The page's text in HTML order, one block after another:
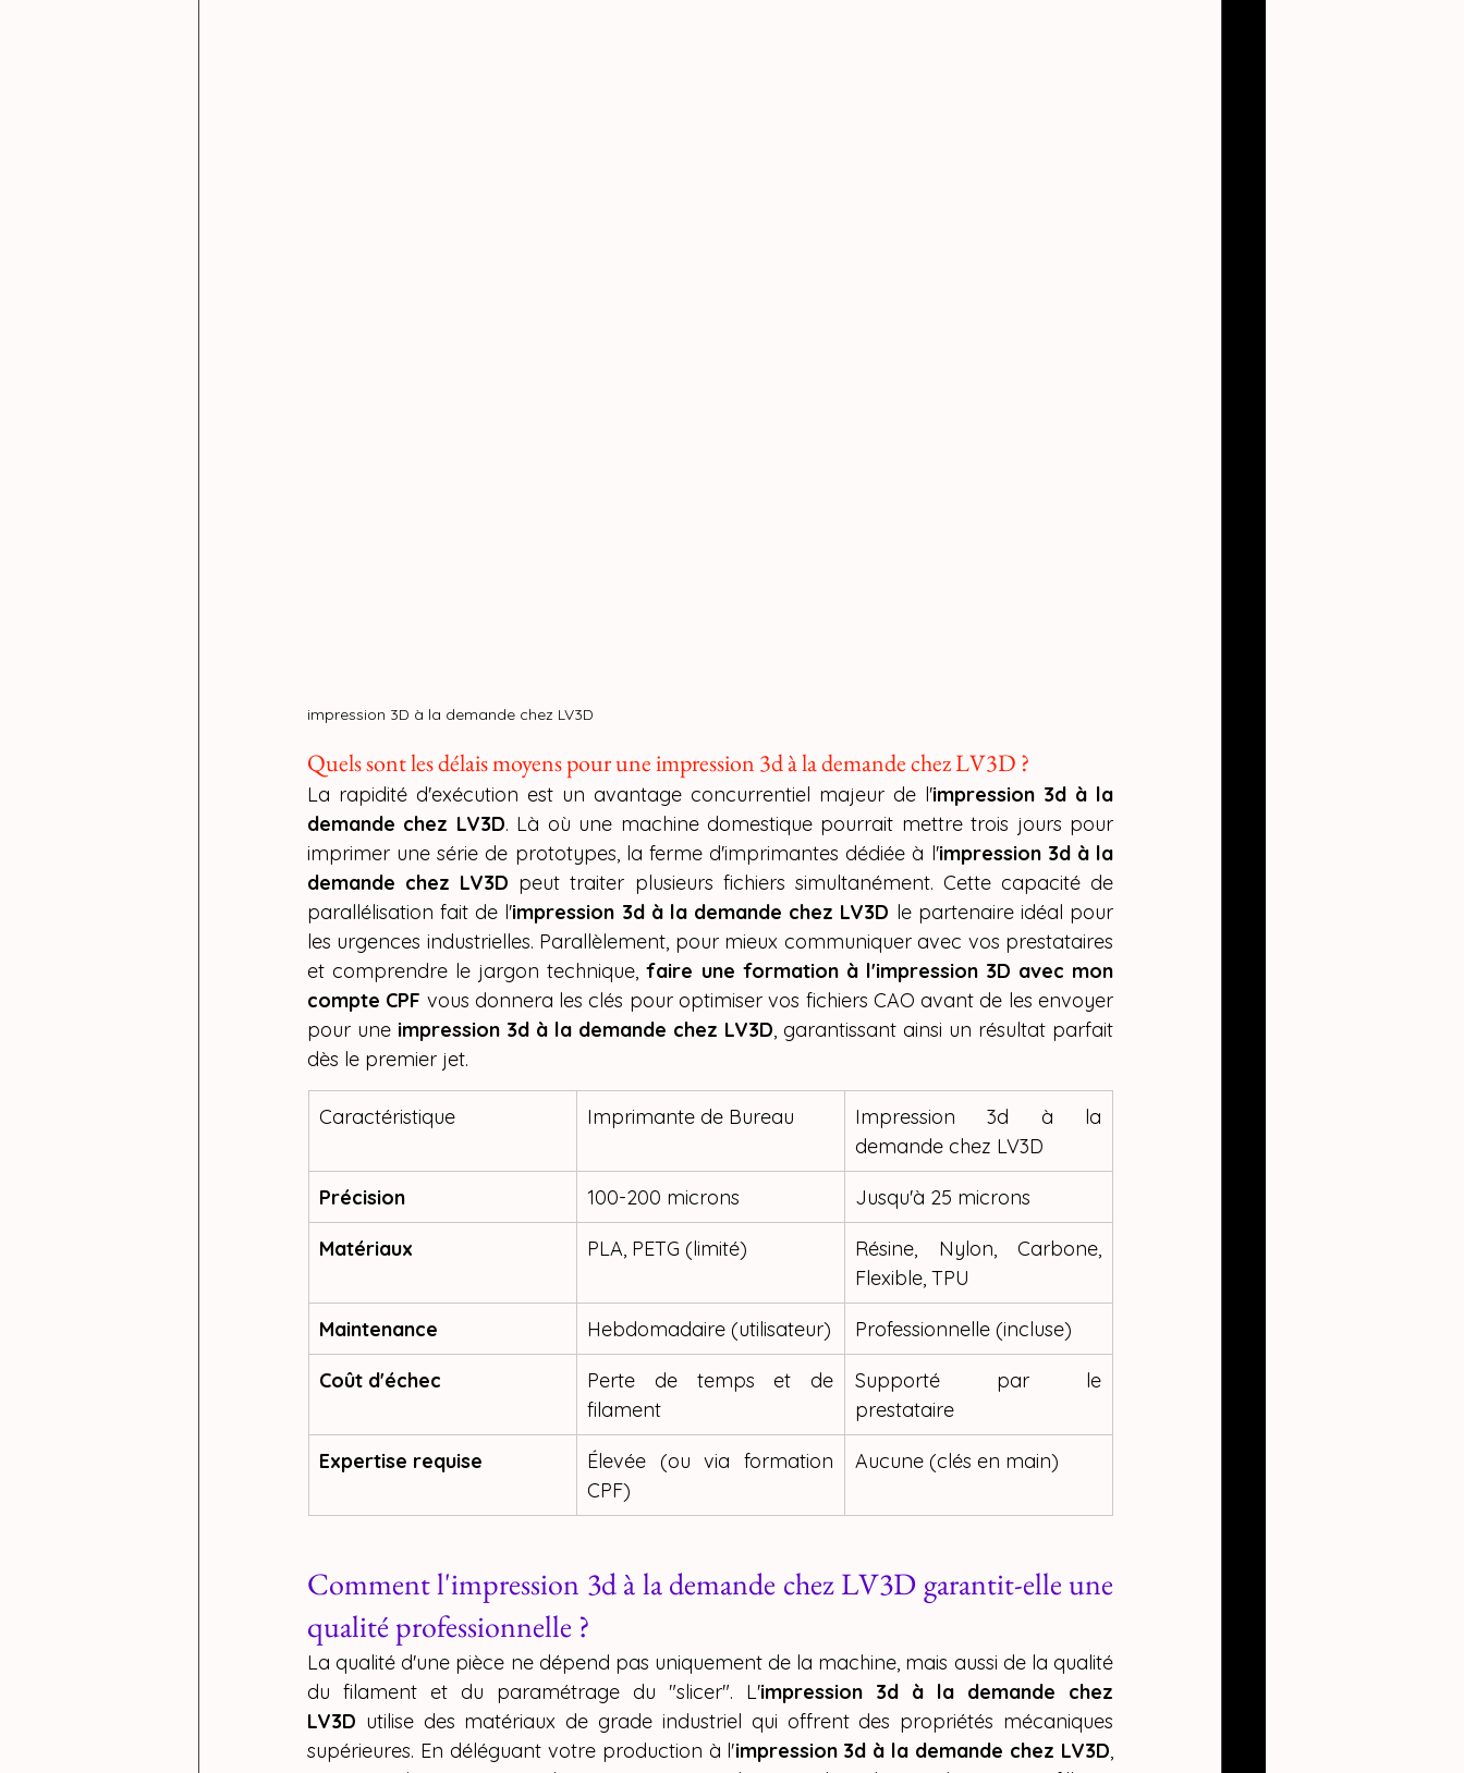
impression 3D à la demande chez LV3D
Quels sont les délais moyens pour une impression 3d à la demande chez LV3D ?
La rapidité d'exécution est un avantage concurrentiel majeur de l'impression 3d à la
demande chez LV3D. Là où une machine domestique pourrait mettre trois jours pour
imprimer une série de prototypes, la ferme d'imprimantes dédiée à l'impression 3d à la
demande chez LV3D peut traiter plusieurs fichiers simultanément. Cette capacité de
parallélisation fait de l'impression 3d à la demande chez LV3D le partenaire idéal pour
les urgences industrielles. Parallèlement, pour mieux communiquer avec vos prestataires
et comprendre le jargon technique, faire une formation à l'impression 3D avec mon
compte CPF vous donnera les clés pour optimiser vos fichiers CAO avant de les envoyer
pour une impression 3d à la demande chez LV3D, garantissant ainsi un résultat parfait
dès le premier jet.
Caractéristique Imprimante de Bureau
Impression 3d à la
demande chez LV3D
Précision 100-200 microns Jusqu'à 25 microns
Matériaux PLA, PETG (limité)
Résine, Nylon, Carbone,
Flexible, TPU
Maintenance Hebdomadaire (utilisateur) Professionnelle (incluse)
Coût d'échec
Perte de temps et de
filament
Supporté par le
prestataire
Expertise requise
Élevée (ou via formation
CPF)
Aucune (clés en main)
Comment l'impression 3d à la demande chez LV3D garantit-elle une
qualité professionnelle ?
La qualité d'une pièce ne dépend pas uniquement de la machine, mais aussi de la qualité
du filament et du paramétrage du "slicer". L'impression 3d à la demande chez
LV3D utilise des matériaux de grade industriel qui offrent des propriétés mécaniques
supérieures. En déléguant votre production à l'impression 3d à la demande chez LV3D,